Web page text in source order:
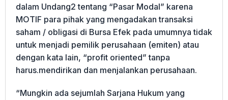
dalam Undang2 tentang “Pasar Modal” karena
MOTIF para pihak yang mengadakan transaksi
saham / obligasi di Bursa Efek pada umumnya tidak
untuk menjadi pemilik perusahaan (emiten) atau
dengan kata lain, “profit oriented” tanpa
harus.mendirikan dan menjalankan perusahaan.
“Mungkin ada sejumlah Sarjana Hukum yang